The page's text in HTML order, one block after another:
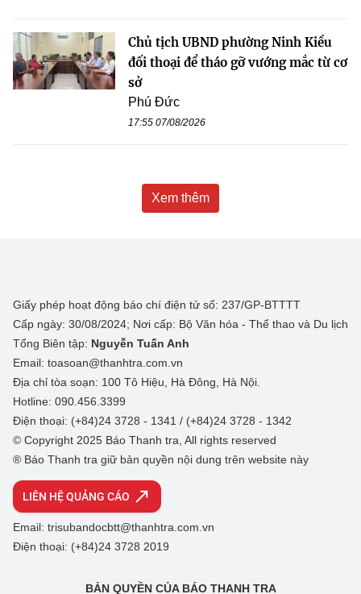
Chủ tịch UBND phường Ninh Kiều
đối thoại để tháo gỡ vướng mắc từ cơ
sở
Phú Đức
17:55 07/08/2026
Xem thêm
Giấy phép hoạt động báo chí điện tử số: 237/GP-BTTTT
Cấp ngày: 30/08/2024; Nơi cấp: Bộ Văn hóa - Thể thao và Du lịch
Tổng Biên tập: Nguyễn Tuấn Anh
Email: toasoan@thanhtra.com.vn
Địa chỉ tòa soạn: 100 Tô Hiệu, Hà Đông, Hà Nội.
Hotline: 090.456.3399
Điện thoại: (+84)24 3728 - 1341 / (+84)24 3728 - 1342
© Copyright 2025 Báo Thanh tra, All rights reserved
® Báo Thanh tra giữ bản quyền nội dung trên website này
LIÊN HỆ QUẢNG CÁO
Email: trisubandocbtt@thanhtra.com.vn
Điện thoại: (+84)24 3728 2019
BẢN QUYỀN CỦA BÁO THANH TRA